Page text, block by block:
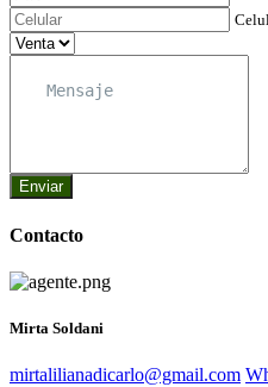
Enviar
Contacto
Mirta Soldani
mirtalilianadicarlo@gmail.com